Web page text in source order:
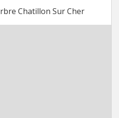
Chatillon Sur Cher